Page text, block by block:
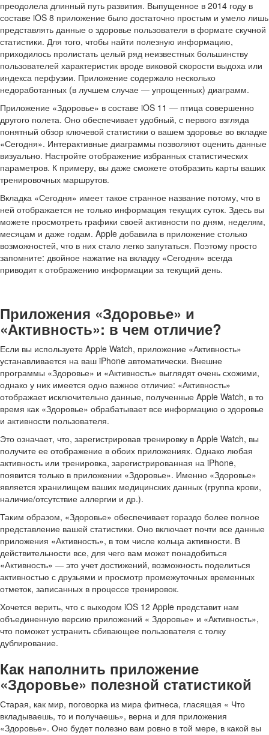
преодолела длинный путь развития. Выпущенное в 2014 году в
составе iOS 8 приложение было достаточно простым и умело лишь
представлять данные о здоровье пользователя в формате скучной
статистики. Для того, чтобы найти полезную информацию,
приходилось пролистать целый ряд неизвестных большинству
пользователей характеристик вроде виковой скорости выдоха или
индекса перфузии. Приложение содержало несколько
недоработанных (в лучшем случае — упрощенных) диаграмм.
Приложение «Здоровье» в составе iOS 11 — птица совершенно
другого полета. Оно обеспечивает удобный, с первого взгляда
понятный обзор ключевой статистики о вашем здоровье во вкладке
«Сегодня». Интерактивные диаграммы позволяют оценить данные
визуально. Настройте отображение избранных статистических
параметров. К примеру, вы даже сможете отобразить карты ваших
тренировочных маршрутов.
Вкладка «Сегодня» имеет такое странное название потому, что в
ней отображается не только информация текущих суток. Здесь вы
можете просмотреть графики своей активности по дням, неделям,
месяцам и даже годам. Apple добавила в приложение столько
возможностей, что в них стало легко запутаться. Поэтому просто
запомните: двойное нажатие на вкладку «Сегодня» всегда
приводит к отображению информации за текущий день.
Приложения «Здоровье» и
«Активность»: в чем отличие?
Если вы используете Apple Watch, приложение «Активность»
устанавливается на ваш iPhone автоматически. Внешне
программы «Здоровье» и «Активность» выглядят очень схожими,
однако у них имеется одно важное отличие: «Активность»
отображает исключительно данные, полученные Apple Watch, в то
время как «Здоровье» обрабатывает все информацию о здоровье
и активности пользователя.
Это означает, что, зарегистрировав тренировку в Apple Watch, вы
получите ее отображение в обоих приложениях. Однако любая
активность или тренировка, зарегистрированная на iPhone,
появится только в приложении «Здоровье». Именно «Здоровье»
является хранилищем ваших медицинских данных (группа крови,
наличие/отсутствие аллергии и др.).
Таким образом, «Здоровье» обеспечивает гораздо более полное
представление вашей статистики. Оно включает почти все данные
приложения «Активность», в том числе кольца активности. В
действительности все, для чего вам может понадобиться
«Активность» — это учет достижений, возможность поделиться
активностью с друзьями и просмотр промежуточных временных
отметок, записанных в процессе тренировок.
Хочется верить, что с выходом iOS 12 Apple представит нам
объединенную версию приложений « Здоровье» и «Активность»,
что поможет устранить сбивающее пользователя с толку
дублирование.
Как наполнить приложение
«Здоровье» полезной статистикой
Старая, как мир, поговорка из мира фитнеса, гласящая « Что
вкладываешь, то и получаешь», верна и для приложения
«Здоровье». Оно будет полезно вам ровно в той мере, в какой вы